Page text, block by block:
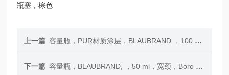
瓶塞，棕色
上一篇 容量瓶，PUR材质涂层，BLAUBRAND ，100 ml，Boro 3.3, NS 14/23，PP瓶塞
下一篇 容量瓶，BLAUBRAND, ，50 ml，宽颈，Boro 3.3, NS 14/23，PP瓶塞，棕色